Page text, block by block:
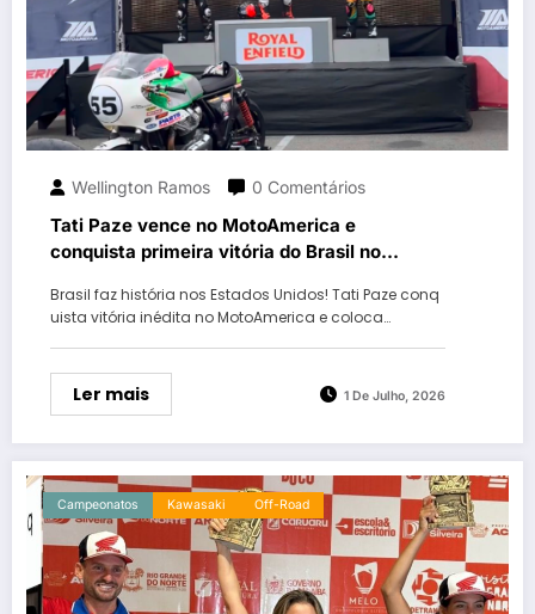
Wellington Ramos 0 Comentários
Tati Paze vence no MotoAmerica e
conquista primeira vitória do Brasil no
Brasil faz história nos Estados Unidos! Tati Paze conq
uista vitória inédita no MotoAmerica e coloca…
Ler mais 1 De Julho, 2026
Campeonatos Kawasaki Off-Road